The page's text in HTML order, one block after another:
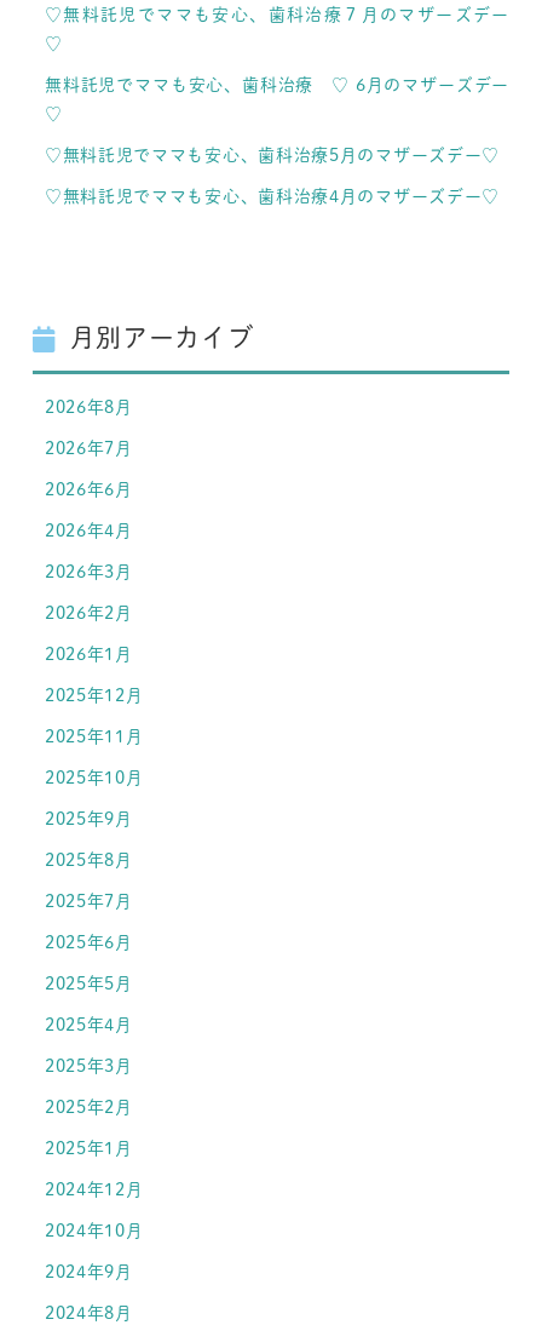
♡無料託児でママも安心、歯科治療７月のマザーズデー
♡
無料託児でママも安心、歯科治療 ♡ 6月のマザーズデー
♡
♡無料託児でママも安心、歯科治療5月のマザーズデー♡
♡無料託児でママも安心、歯科治療4月のマザーズデー♡
月別アーカイブ
2026年8月
2026年7月
2026年6月
2026年4月
2026年3月
2026年2月
2026年1月
2025年12月
2025年11月
2025年10月
2025年9月
2025年8月
2025年7月
2025年6月
2025年5月
2025年4月
2025年3月
2025年2月
2025年1月
2024年12月
2024年10月
2024年9月
2024年8月